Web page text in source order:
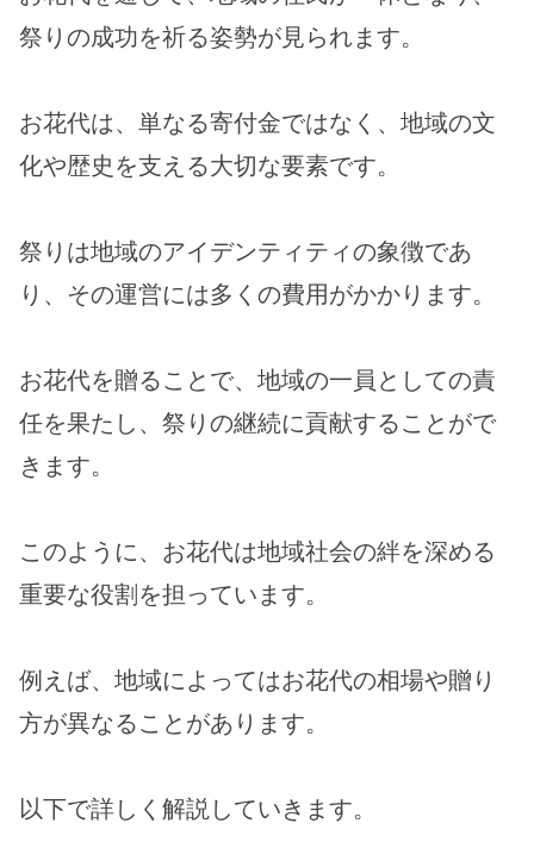
祭りの成功を祈る姿勢が見られます。
お花代は、単なる寄付金ではなく、地域の文
化や歴史を支える大切な要素です。
祭りは地域のアイデンティティの象徴であ
り、その運営には多くの費用がかかります。
お花代を贈ることで、地域の一員としての責
任を果たし、祭りの継続に貢献することがで
きます。
このように、お花代は地域社会の絆を深める
重要な役割を担っています。
例えば、地域によってはお花代の相場や贈り
方が異なることがあります。
以下で詳しく解説していきます。